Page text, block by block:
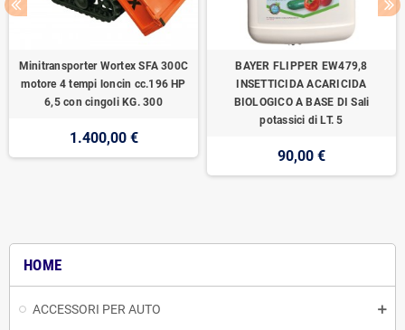
HOME
ACCESSORI PER AUTO
Minitransporter Wortex SFA 300C
motore 4 tempi loncin cc.196 HP
6,5 con cingoli KG. 300
1.400,00 €
BAYER FLIPPER EW479,8
INSETTICIDA ACARICIDA
BIOLOGICO A BASE DI Sali
potassici di LT. 5
90,00 €